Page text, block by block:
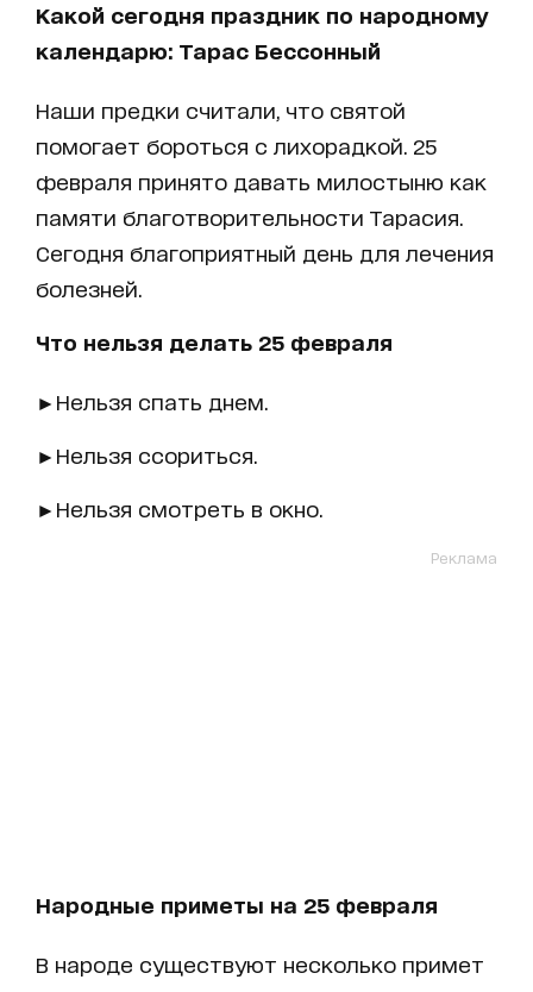
Какой сегодня праздник по народному
календарю: Тарас Бессонный
Наши предки считали, что святой
помогает бороться с лихорадкой. 25
февраля принято давать милостыню как
памяти благотворительности Тарасия.
Сегодня благоприятный день для лечения
болезней.
Что нельзя делать 25 февраля
►Нельзя спать днем.
►Нельзя ссориться.
►Нельзя смотреть в окно.
Реклама
Народные приметы на 25 февраля
В народе существуют несколько примет